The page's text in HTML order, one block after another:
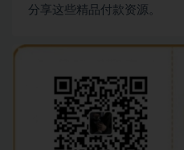
分享这些精品付款资源。